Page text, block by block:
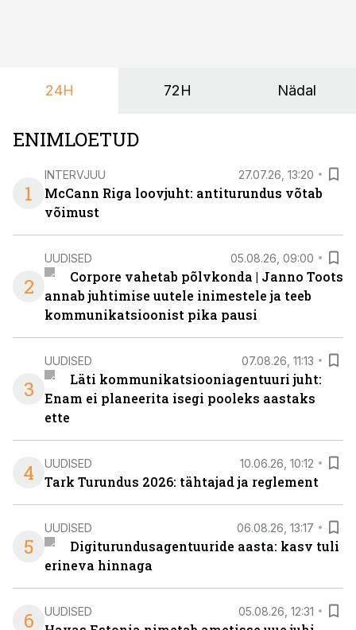
24H 72H Nädal
ENIMLOETUD
1
INTERVJUU 27.07.26, 13:20
McCann Riga loovjuht: antiturundus võtab
võimust
2
UUDISED 05.08.26, 09:00
Corpore vahetab põlvkonda | Janno Toots
annab juhtimise uutele inimestele ja teeb
kommunikatsioonist pika pausi
3
UUDISED 07.08.26, 11:13
Läti kommunikatsiooniagentuuri juht:
Enam ei planeerita isegi pooleks aastaks
ette
4 UUDISED 10.06.26, 10:12
Tark Turundus 2026: tähtajad ja reglement
5
UUDISED 06.08.26, 13:17
Digiturundusagentuuride aasta: kasv tuli
erineva hinnaga
6 UUDISED 05.08.26, 12:31